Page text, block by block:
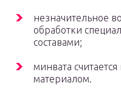
незначительное
обработки
составами;
минвата
материалом.